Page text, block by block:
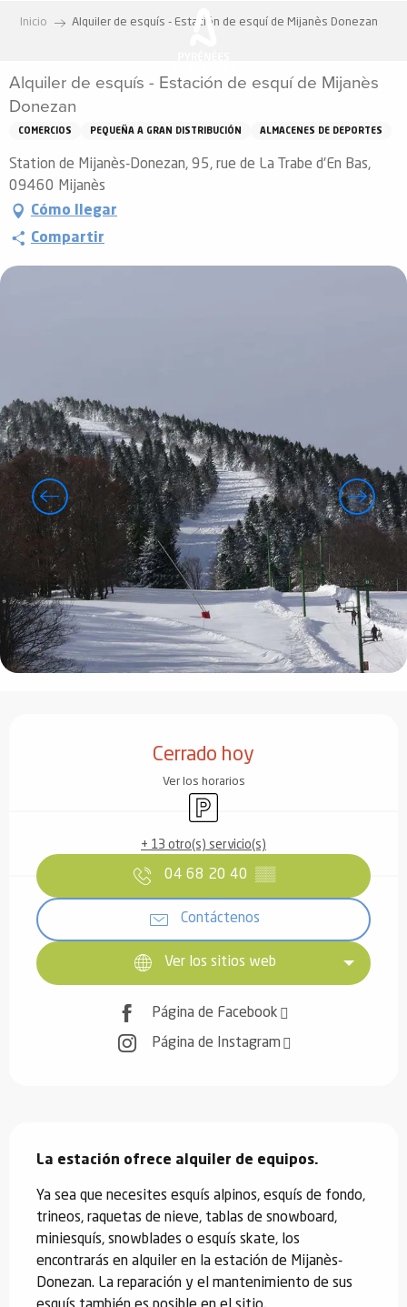
principal
Inicio Alquiler de esquís - Estación de esquí de Mijanès Donezan
Alquiler de esquís - Estación de esquí de Mijanès
Donezan
COMERCIOS PEQUEÑA A GRAN DISTRIBUCIÓN ALMACENES DE DEPORTES
Station de Mijanès-Donezan, 95, rue de La Trabe d'En Bas,
09460 Mijanès
Cómo llegar
Compartir
Cerrado hoy
Ver los horarios
Aparcamiento
+ 13 otro(s) servicio(s)
04 68 20 40 ▒▒
Contáctenos
Ver los sitios web
Página de Facebook
Página de Instagram
La estación ofrece alquiler de equipos.
Ya sea que necesites esquís alpinos, esquís de fondo,
trineos, raquetas de nieve, tablas de snowboard,
miniesquís, snowblades o esquís skate, los
encontrarás en alquiler en la estación de Mijanès-
Donezan. La reparación y el mantenimiento de sus